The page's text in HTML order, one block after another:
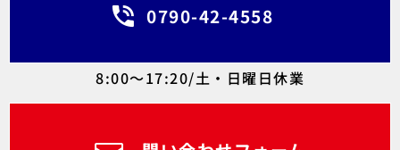
0790-42-4558
8:00～17:20/土・日曜日休業